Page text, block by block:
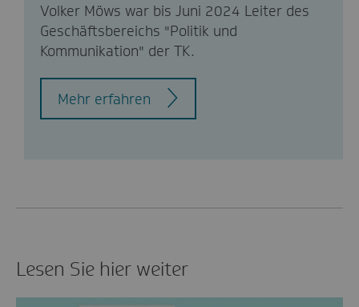
Volker Möws war bis Juni 2024 Leiter des
Geschäftsbereichs "Politik und
Kommunikation" der TK.
Mehr erfahren
Lesen Sie hier weiter